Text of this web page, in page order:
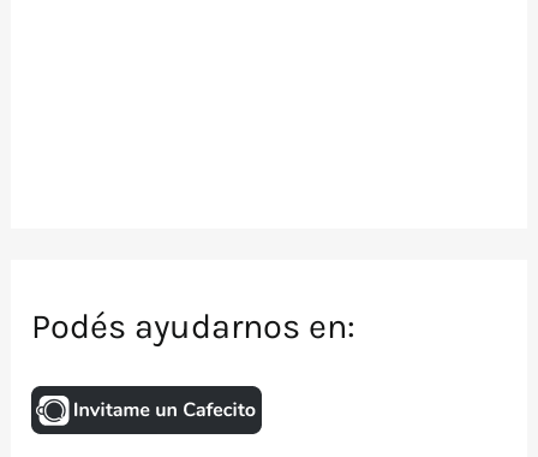
Podés ayudarnos en: